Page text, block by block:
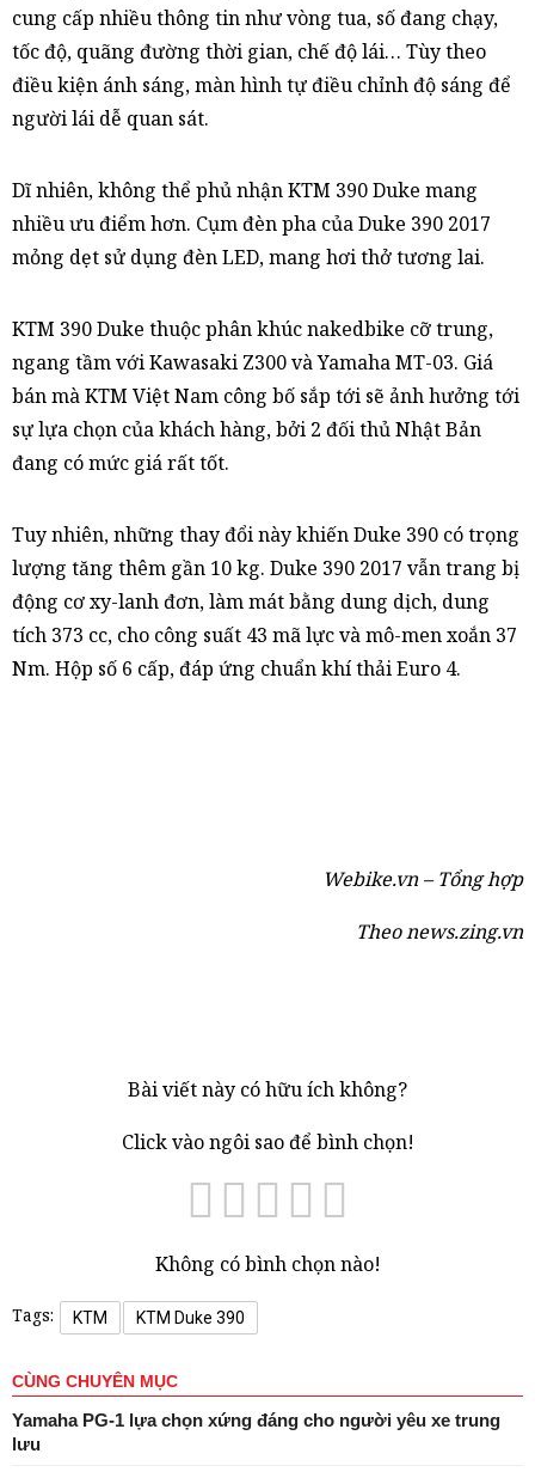
cung cấp nhiều thông tin như vòng tua, số đang chạy,
tốc độ, quãng đường thời gian, chế độ lái… Tùy theo
điều kiện ánh sáng, màn hình tự điều chỉnh độ sáng để
người lái dễ quan sát.
Dĩ nhiên, không thể phủ nhận KTM 390 Duke mang
nhiều ưu điểm hơn. Cụm đèn pha của Duke 390 2017
mỏng dẹt sử dụng đèn LED, mang hơi thở tương lai.
KTM 390 Duke thuộc phân khúc nakedbike cỡ trung,
ngang tầm với Kawasaki Z300 và Yamaha MT-03. Giá
bán mà KTM Việt Nam công bố sắp tới sẽ ảnh hưởng tới
sự lựa chọn của khách hàng, bởi 2 đối thủ Nhật Bản
đang có mức giá rất tốt.
Tuy nhiên, những thay đổi này khiến Duke 390 có trọng
lượng tăng thêm gần 10 kg. Duke 390 2017 vẫn trang bị
động cơ xy-lanh đơn, làm mát bằng dung dịch, dung
tích 373 cc, cho công suất 43 mã lực và mô-men xoắn 37
Nm. Hộp số 6 cấp, đáp ứng chuẩn khí thải Euro 4.
Webike.vn – Tổng hợp
Theo news.zing.vn
Bài viết này có hữu ích không?
Click vào ngôi sao để bình chọn!
Không có bình chọn nào!
Tags: KTM KTM Duke 390
CÙNG CHUYÊN MỤC
Yamaha PG-1 lựa chọn xứng đáng cho người yêu xe trung
lưu